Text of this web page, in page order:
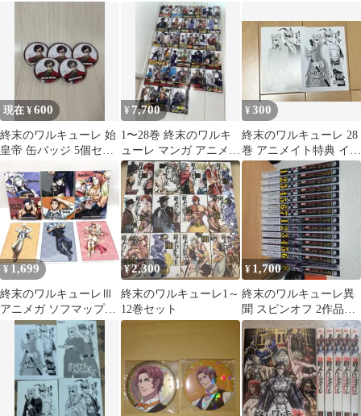
セット アメトークで話
現在 ¥600
終末のワルキューレ 始
皇帝 缶バッジ 5個セッ
¥ 7,700
1〜28巻 終末のワルキ
ューレ マンガ アニメ
漫画 最新巻含む アジチ
カ
¥300
終末のワルキューレ 28
巻 アニメイト特典 イラ
ストカード
¥ 1,699
終末のワルキューレⅢ
アニメガ ソフマップ特
典 ブロマイド
¥2,300
終末のワルキューレ1～
12巻セット
¥ 1,700
終末のワルキューレ異
聞 スピンオフ 2作品セ
ット